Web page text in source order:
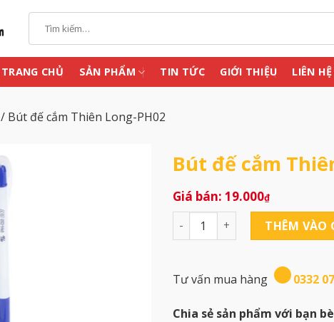
kiếm:
TRANG CHỦ SẢN PHẨM TIN TỨC GIỚI THIỆU LIÊN HỆ
/ Bút đế cắm Thiên Long-PH02
Bút đế cắm
19.000₫
Bút đế cắm Thiên Long-PH02
THÊM VÀO
Tư vấn mua hàng 0332
Chia sẻ sản phẩm với bạn